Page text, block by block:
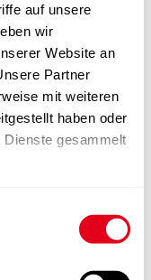
auf unsere
wir
Website an
Partner
mit weiteren
haben oder
gesammelt